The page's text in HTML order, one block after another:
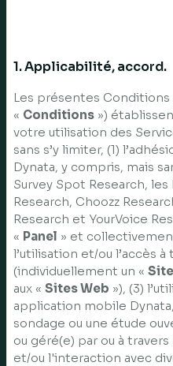
1. Applicabilité, accord.
Les présentes Conditions
« Conditions »)
votre utilisation des
sans s’y limiter, (1)
Dynata, y compris, mais
Survey Spot Research,
Research, Choozz
Research et YourVoice
« Panel » et
l’utilisation et/ou l’accès
(individuellement un «
aux « Sites Web »), (3)
application mobile
sondage ou une étude
ou géré(e) par ou à
et/ou l'interaction avec